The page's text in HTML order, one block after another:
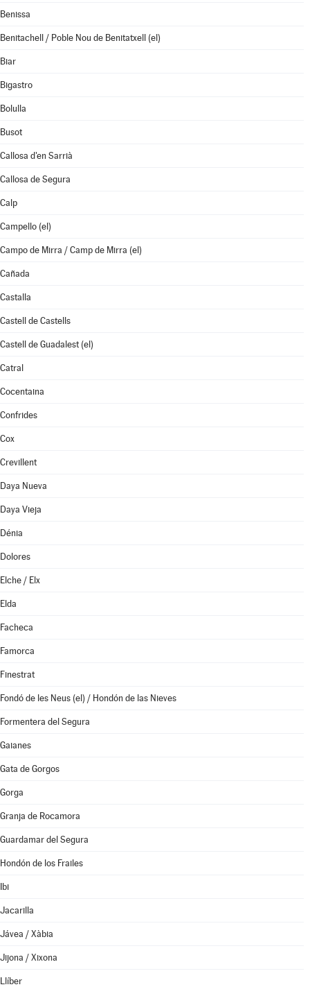
Benissa
Benitachell / Poble Nou de Benitatxell (el)
Biar
Bigastro
Bolulla
Busot
Callosa d'en Sarrià
Callosa de Segura
Calp
Campello (el)
Campo de Mirra / Camp de Mirra (el)
Cañada
Castalla
Castell de Castells
Castell de Guadalest (el)
Catral
Cocentaina
Confrides
Cox
Crevillent
Daya Nueva
Daya Vieja
Dénia
Dolores
Elche / Elx
Elda
Facheca
Famorca
Finestrat
Fondó de les Neus (el) / Hondón de las Nieves
Formentera del Segura
Gaianes
Gata de Gorgos
Gorga
Granja de Rocamora
Guardamar del Segura
Hondón de los Frailes
Ibi
Jacarilla
Jávea / Xàbia
Jijona / Xixona
Llíber